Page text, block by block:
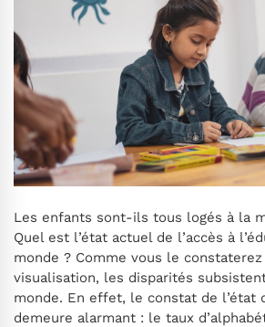
Les enfants sont-ils tous logés à la
Quel est l’état actuel de l’accès à
monde ? Comme vous le
visualisation, les disparités
monde. En effet, le constat de l’état
demeure alarmant : le taux